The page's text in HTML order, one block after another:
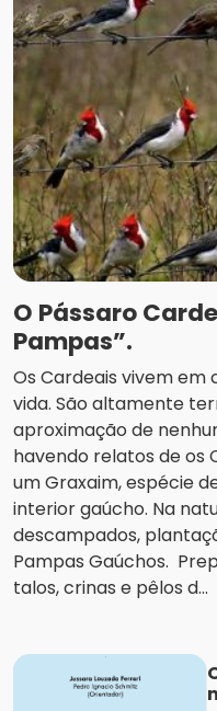
O Pássaro
Pampas”.
Os Cardeais vivem em
vida. São altamente
aproximação de
havendo relatos de os
um Graxaim, espécie
interior gaúcho. Na
descampados,
Pampas Gaúchos.
talos, crinas e pêlos d...